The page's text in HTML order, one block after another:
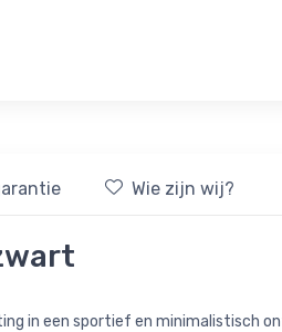
Wie zijn wij?
in een sportief en